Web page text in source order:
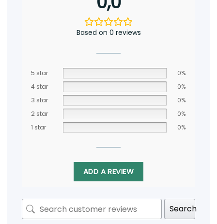
Based on 0 reviews
5 star
0%
4 star
0%
3 star
0%
2 star
0%
1 star
0%
ADD A REVIEW
Search